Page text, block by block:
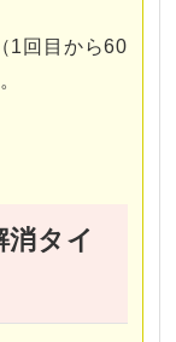
1回目から60
タイ